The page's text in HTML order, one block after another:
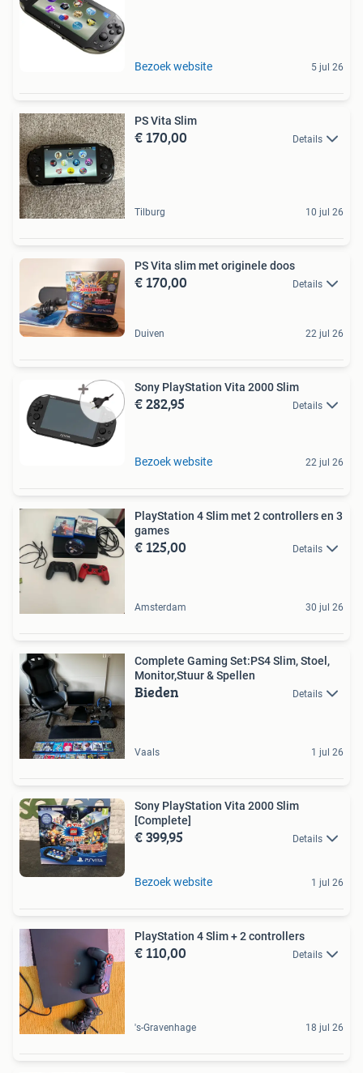
Bezoek website 5 jul 26
PS Vita Slim
€ 170,00 Details
Tilburg 10 jul 26
PS Vita slim met originele doos
€ 170,00 Details
Duiven 22 jul 26
Sony PlayStation Vita 2000 Slim
€ 282,95 Details
Bezoek website 22 jul 26
PlayStation 4 Slim met 2 controllers en 3
games
€ 125,00 Details
Amsterdam 30 jul 26
Complete Gaming Set:PS4 Slim, Stoel,
Monitor,Stuur & Spellen
Bieden Details
Vaals 1 jul 26
Sony PlayStation Vita 2000 Slim
[Complete]
€ 399,95 Details
Bezoek website 1 jul 26
PlayStation 4 Slim + 2 controllers
€ 110,00 Details
's-Gravenhage 18 jul 26